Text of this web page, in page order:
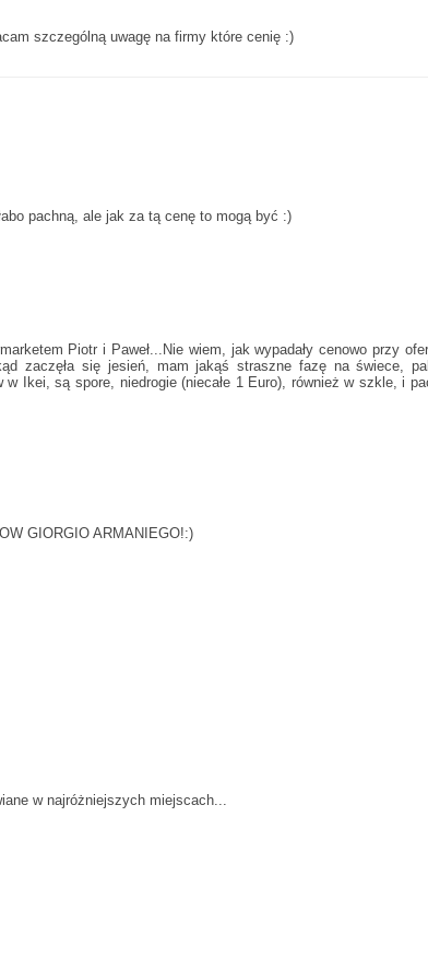
szczególną uwagę na firmy które cenię :)
pachną, ale jak za tą cenę to mogą być :)
Piotr i Paweł...Nie wiem, jak wypadały cenowo przy
zaczęła się jesień, mam jakąś straszne fazę na świece,
Ikei, są spore, niedrogie (niecałe 1 Euro), również w szkle, i
GIORGIO ARMANIEGO!:)
w najróżniejszych miejscach...